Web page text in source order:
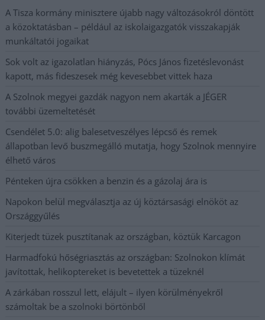
A Tisza kormány minisztere újabb nagy változásokról döntött
a közoktatásban – például az iskolaigazgatók visszakapják
munkáltatói jogaikat
Sok volt az igazolatlan hiányzás, Pócs János fizetéslevonást
kapott, más fideszesek még kevesebbet vittek haza
A Szolnok megyei gazdák nagyon nem akarták a JÉGER
további üzemeltetését
Csendélet 5.0: alig balesetveszélyes lépcső és remek
állapotban levő buszmegálló mutatja, hogy Szolnok mennyire
élhető város
Pénteken újra csökken a benzin és a gázolaj ára is
Napokon belül megválasztja az új köztársasági elnököt az
Országgyűlés
Kiterjedt tüzek pusztítanak az országban, köztük Karcagon
Harmadfokú hőségriasztás az országban: Szolnokon klímát
javítottak, helikoptereket is bevetettek a tüzeknél
A zárkában rosszul lett, elájult – ilyen körülményekről
számoltak be a szolnoki börtönből